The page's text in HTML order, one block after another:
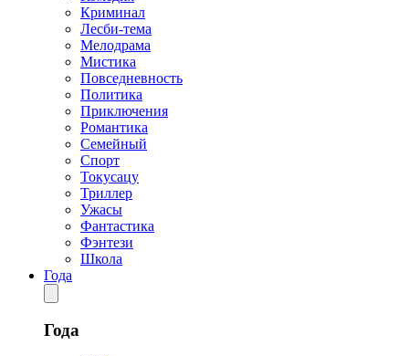
Криминал
Лесби-тема
Мелодрама
Мистика
Повседневность
Политика
Приключения
Романтика
Семейный
Спорт
Токусацу
Триллер
Ужасы
Фантастика
Фэнтези
Школа
Года
Года